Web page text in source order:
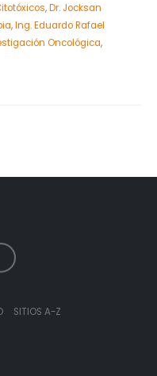
,Dr. Jocksan
,Ing. Eduardo Rafael
Oncológica,
SITIOS A-Z